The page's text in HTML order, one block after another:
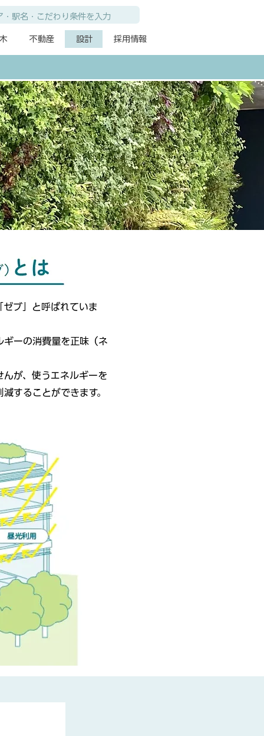
不動産 設計 採用情報
ブ」と呼ばれていま
ーの消費量を正味（ネ
が、使うエネルギーを
することができます。